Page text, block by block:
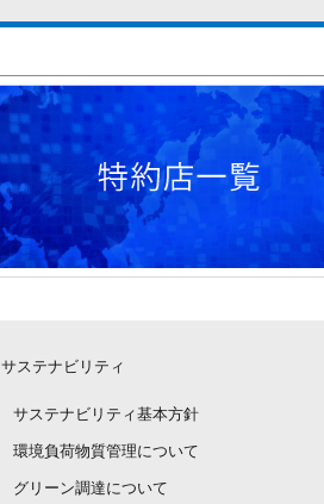
サステナビリティ
サステナビリティ基本方針
環境負荷物質管理について
グリーン調達について